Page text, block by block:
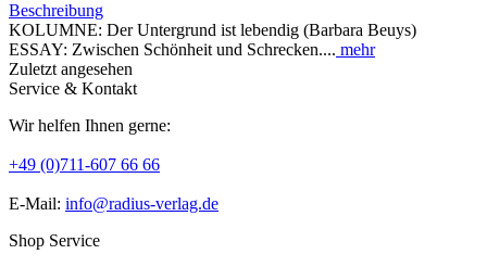
Beschreibung
KOLUMNE: Der Untergrund ist lebendig (Barbara Beuys)
ESSAY: Zwischen Schönheit und Schrecken.... mehr
Zuletzt angesehen
Service & Kontakt
Wir helfen Ihnen gerne:
+49 (0)711-607 66 66
E-Mail: info@radius-verlag.de
Shop Service